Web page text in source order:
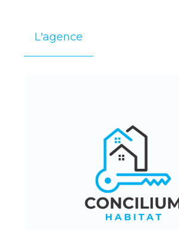
L'agence